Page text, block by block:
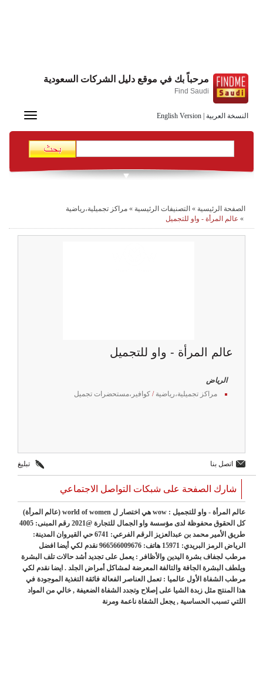
النسخة العربية English Version
مرحباً بك في موقع دليل الشركات السعودية
Find Saudi
Toggle
الصفحة الرئيسية » التصنيفات الرئيسية » مراكز تجميلية،رياضية
» عالم المرأة - واو للتجميل
عالم المرأة - واو للتجميل
الرياض
مراكز تجميلية،رياضية / كوافير،مستحضرات تجميل
اتصل بنا تبليغ
شارك الصفحة على شبكات التواصل الاجتماعي
عالم المرأة - واو للتجميل : wow هي اختصار ل world of women (عالم المرأة)
كل الحقوق محفوظة لدى مؤسسة واو الجمال للتجارة @2021 رقم المبنى: 4005
طريق الأمير محمد بن عبدالعزيز الرقم الفرعي: 6741 حي القيروان المدينة:
الرياض الرمز البريدي: 15971 هاتف: 966566009676 نقدم لكي أيضا افضل
مرطب لجفاف بشرة اليدين والأظافر : يعمل على تجديد أشد حالات تلف البشرة
ويلطف البشرة الجافة والتالفة المعرضة لمشاكل أمراض الجلد . ايضا نقدم لكي
مرطب الشفاة الأول عالميا : تعمل العناصر الفعالة فائقة التغذية الموجودة في
هذا المنتج مثل زبدة الشيا على إصلاح وتجدد الشفاة الضعيفة , خالي من المواد
اللتي تسبب الحساسية , يجعل الشفاة ناعمة ومرنة